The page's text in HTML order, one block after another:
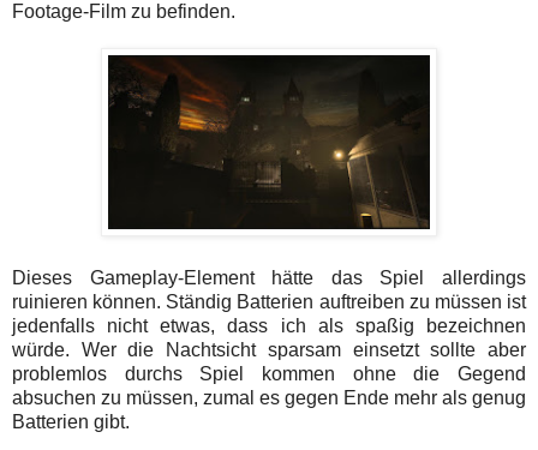
Footage-Film zu befinden.
Dieses Gameplay-Element hätte das Spiel allerdings
ruinieren können. Ständig Batterien auftreiben zu müssen ist
jedenfalls nicht etwas, dass ich als spaßig bezeichnen
würde. Wer die Nachtsicht sparsam einsetzt sollte aber
problemlos durchs Spiel kommen ohne die Gegend
absuchen zu müssen, zumal es gegen Ende mehr als genug
Batterien gibt.